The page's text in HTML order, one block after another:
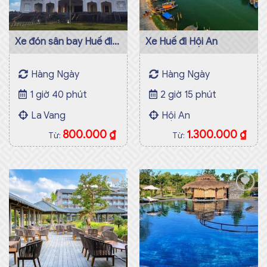
Xe đón sân bay Huế đi
La Vang
Từ: 800.000 ₫
Hàng Ngày
1 giờ 40 phút
La Vang
Xe Huế đi Hội An
Từ: 1.300.000 ₫
Hàng Ngày
2 giờ 15 phút
Hội An
Add to
wishlist
Add to
wishlist